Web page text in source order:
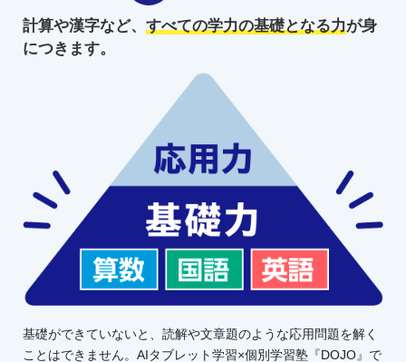
計算や漢字など、 すべての学力の基礎となる力が身
につきます。
基礎ができていないと、読解や文章題のような応用問題を解く
ことはできません。AIタブレット学習×個別学習塾『DOJO』で